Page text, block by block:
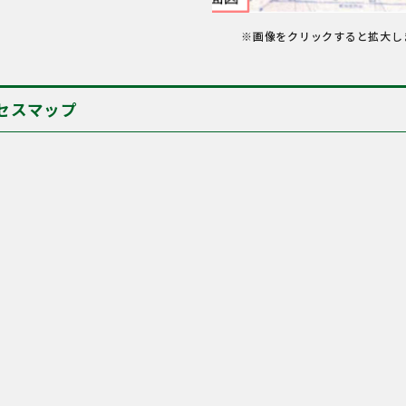
※画像をクリックすると拡大し
スマップ